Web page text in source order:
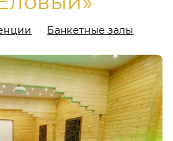
Банкетные залы